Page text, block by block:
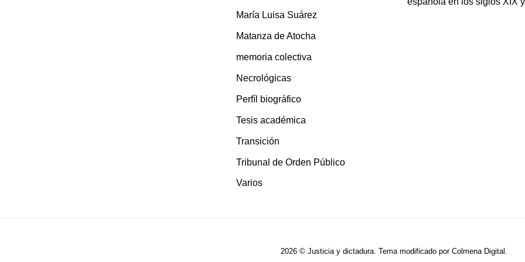
María Luisa Suárez
Matanza de Atocha
memoria colectiva
Necrológicas
Perfíl biográfico
Tesis académica
Transición
Tribunal de Orden Público
Varios
2026 © Justicia y dictadura. Tema modificado por Colmena Digital .